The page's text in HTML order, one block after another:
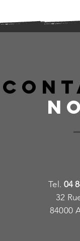
Te l. 04
32
84000